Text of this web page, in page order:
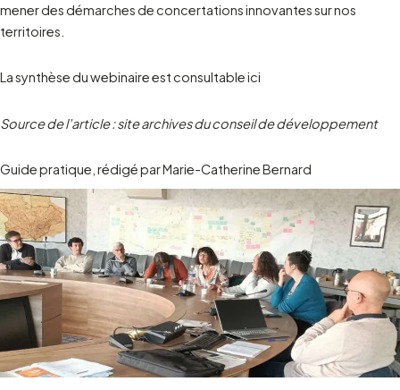
mener des démarches de concertations innovantes sur nos
territoires.
La synthèse du webinaire est consultable ici
Source de l’article : site archives du conseil de développement
Guide pratique, rédigé par Marie-Catherine Bernard